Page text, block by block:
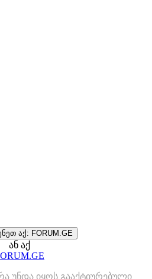
აქ: FORUM.GE
ან აქ
უნდა იყოს გააქტიურებული